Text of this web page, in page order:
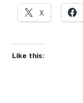
X
Like this: